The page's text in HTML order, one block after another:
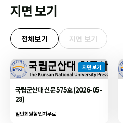
지면 보기
전체보기 지면 보기
지면 보기
국립군산대 신문 575호 (2026-05-
28)
일반회원할인가무료